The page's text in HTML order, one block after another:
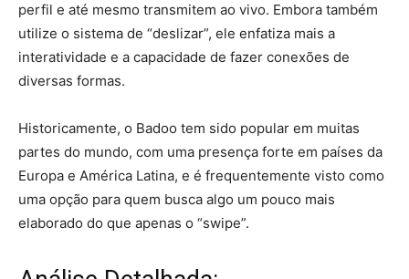
perfil e até mesmo transmitem ao vivo. Embora também
utilize o sistema de “deslizar”, ele enfatiza mais a
interatividade e a capacidade de fazer conexões de
diversas formas.
Historicamente, o Badoo tem sido popular em muitas
partes do mundo, com uma presença forte em países da
Europa e América Latina, e é frequentemente visto como
uma opção para quem busca algo um pouco mais
elaborado do que apenas o “swipe”.